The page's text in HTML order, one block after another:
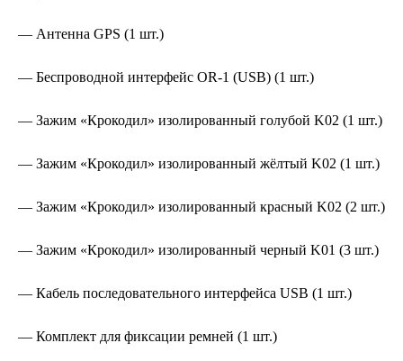
— Антенна GPS (1 шт.)
— Беспроводной интерфейс OR-1 (USB) (1 шт.)
— Зажим «Крокодил» изолированный голубой K02 (1 шт.)
— Зажим «Крокодил» изолированный жёлтый K02 (1 шт.)
— Зажим «Крокодил» изолированный красный K02 (2 шт.)
— Зажим «Крокодил» изолированный черный K01 (3 шт.)
— Кабель последовательного интерфейса USB (1 шт.)
— Комплект для фиксации ремней (1 шт.)